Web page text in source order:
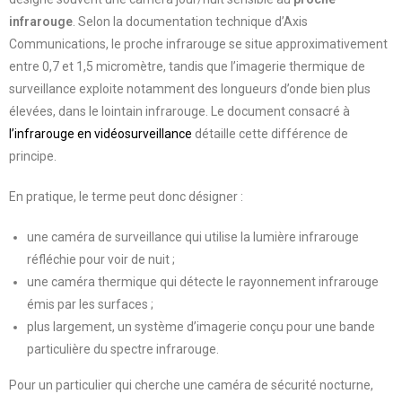
infrarouge . Selon la documentation technique d’Axis
Communications, le proche infrarouge se situe approximativement
entre 0,7 et 1,5 micromètre, tandis que l’imagerie thermique de
surveillance exploite notamment des longueurs d’onde bien plus
élevées, dans le lointain infrarouge. Le document consacré à
l’infrarouge en vidéosurveillance détaille cette différence de
principe.
En pratique, le terme peut donc désigner :
une caméra de surveillance qui utilise la lumière infrarouge
réfléchie pour voir de nuit ;
une caméra thermique qui détecte le rayonnement infrarouge
émis par les surfaces ;
plus largement, un système d’imagerie conçu pour une bande
particulière du spectre infrarouge.
Pour un particulier qui cherche une caméra de sécurité nocturne,